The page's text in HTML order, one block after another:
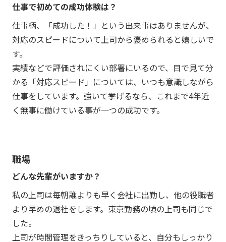
仕事で初めての成功体験は？
仕事柄、「成功した！」という出来事はありませんが、
対応のスピードについて上司から褒められると嬉しいで
す。
実績などで評価されにくい部署にいるので、目で見て分
かる「対応スピード」については、いつも意識しながら
仕事をしています。強いて挙げるなら、これまで4年近
く無事に働けている事が一つの成功です。
職場
どんな先輩がいますか？
私の上司は毎朝誰よりも早く会社に出勤し、他の役職者
より早めの退社をします。東京勤務の頃の上司も同じで
した。
上司が時間管理をきっちりしていると、自分もしっかり